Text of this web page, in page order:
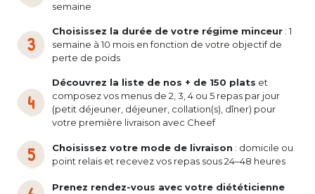
semaine
Choisissez la durée de votre régime minceur : 1
semaine à 10 mois en fonction de votre objectif de
perte de poids
Découvrez la liste de nos + de 150 plats et
composez vos menus de 2, 3, 4 ou 5 repas par jour
(petit déjeuner, déjeuner, collation(s), dîner) pour
votre première livraison avec Cheef
Choisissez votre mode de livraison : domicile ou
point relais et recevez vos repas sous 24–48 heures
Prenez rendez-vous avec votre diététicienne